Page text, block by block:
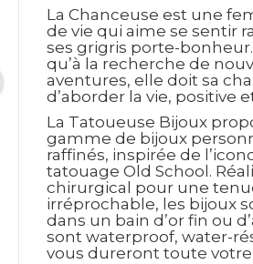
La Chanceuse est une
de vie qui aime se sentir
ses grigris porte-bonheur.
qu’à la recherche de
aventures, elle doit sa
d’aborder la vie, positive
La Tatoueuse Bijoux
gamme de bijoux
raffinés, inspirée de
tatouage Old School.
chirurgical pour une
irréprochable, les bijoux
dans un bain d’or fin ou
sont waterproof, water-
vous dureront toute votre